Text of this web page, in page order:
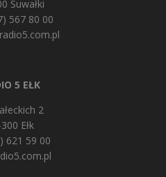
Suwałki
567 80 00
5 EŁK
2
Ełk
621 59 00